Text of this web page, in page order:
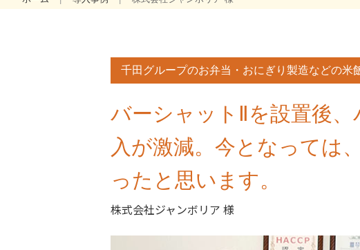
千田グループのお弁当・おにぎり製造などの米
バーシャットⅡを設置後
入が激減。今となっては
ったと思います。
株式会社ジャンボリア 様